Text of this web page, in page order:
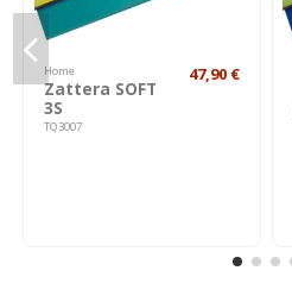
Home
Zattera SOFT
3S
TQ3007
47,90 €